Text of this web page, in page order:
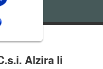
Alzira Ii